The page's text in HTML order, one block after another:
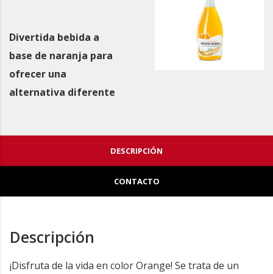
Divertida bebida a
base de naranja para
ofrecer una
alternativa diferente
DESCRIPCIÓN
CONTACTO
Descripción
¡Disfruta de la vida en color Orange! Se trata de un